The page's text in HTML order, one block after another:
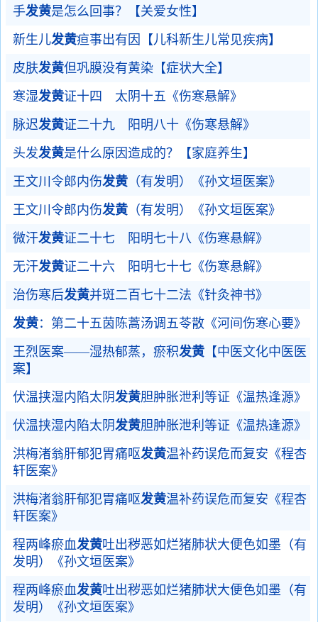
手发黄是怎么回事？【关爱女性】
新生儿发黄疸事出有因【儿科新生儿常见疾病】
皮肤发黄但巩膜没有黄染【症状大全】
寒湿发黄证十四 太阴十五《伤寒悬解》
脉迟发黄证二十九 阳明八十《伤寒悬解》
头发发黄是什么原因造成的？【家庭养生】
王文川令郎内伤发黄 （有发明）《孙文垣医案》
王文川令郎内伤发黄 （有发明）《孙文垣医案》
微汗发黄证二十七 阳明七十八《伤寒悬解》
无汗发黄证二十六 阳明七十七《伤寒悬解》
治伤寒后发黄并斑二百七十二法《针灸神书》
发黄：第二十五茵陈蒿汤调五苓散《河间伤寒心要》
王烈医案——湿热郁蒸，瘀积发黄 【中医文化中医医
案】
伏温挟湿内陷太阴发黄胆肿胀泄利等证《温热逢源》
伏温挟湿内陷太阴发黄胆肿胀泄利等证《温热逢源》
洪梅渚翁肝郁犯胃痛呕发黄温补药误危而复安《程杏
轩医案》
洪梅渚翁肝郁犯胃痛呕发黄温补药误危而复安《程杏
轩医案》
程两峰瘀血发黄吐出秽恶如烂猪肺状大便色如墨（有
发明）《孙文垣医案》
程两峰瘀血发黄吐出秽恶如烂猪肺状大便色如墨（有
发明）《孙文垣医案》